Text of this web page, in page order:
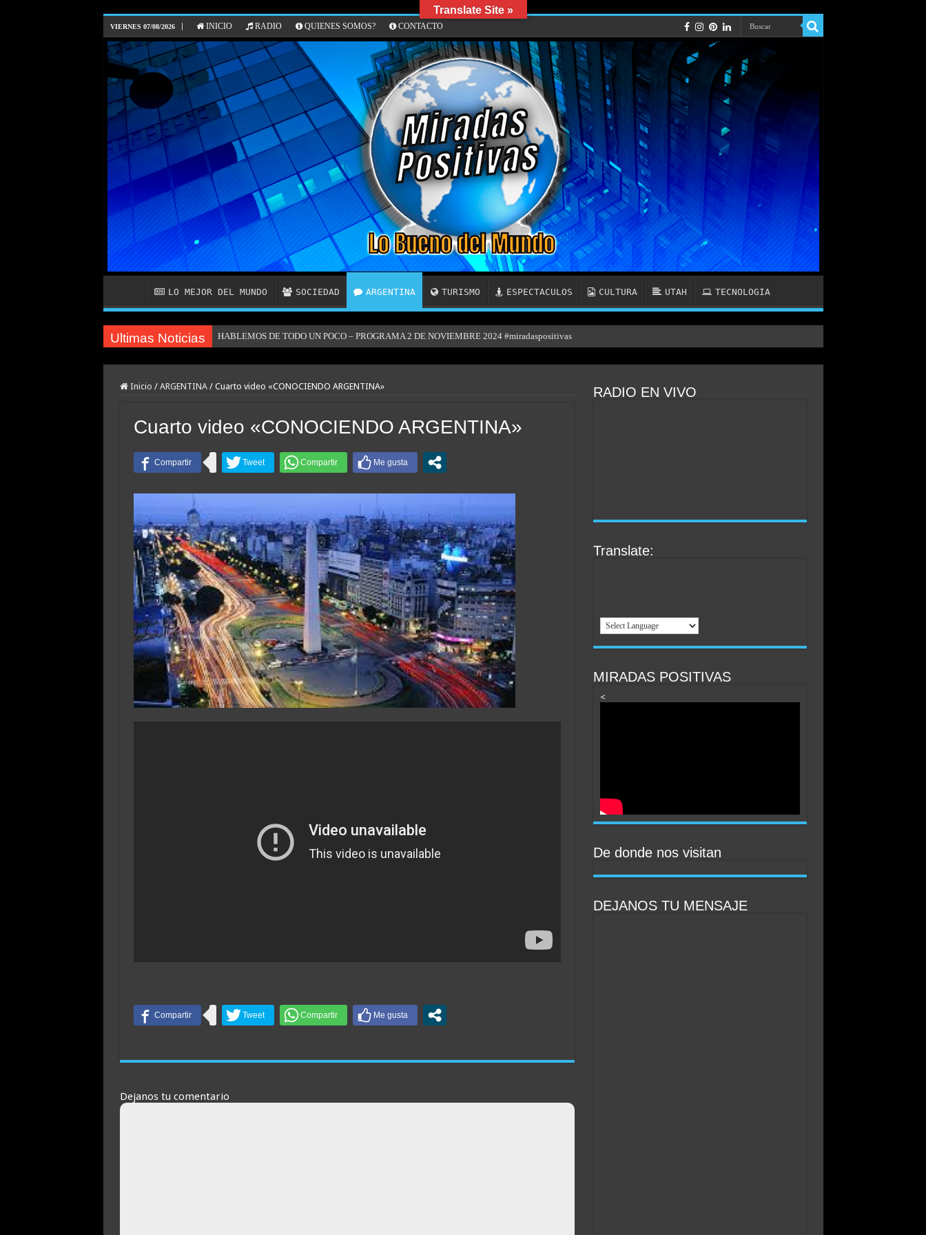
VIERNES 07/08/2026 INICIO RADIO QUIENES SOMOS? CONTACTO
LO MEJOR DEL MUNDO SOCIEDAD ARGENTINA TURISMO ESPECTACULOS CULTURA UTAH TECNOLOGIA
Ultimas Noticias HABLEMOS DE TODO UN POCO – PROGRAMA 2 DE NOVIEMBRE 2024 #miradaspositivas
Inicio / ARGENTINA / Cuarto video «CONOCIENDO ARGENTINA»
Cuarto video «CONOCIENDO ARGENTINA»
Dejanos tu comentario
RADIO EN VIVO
Translate:
MIRADAS POSITIVAS
<
De donde nos visitan
DEJANOS TU MENSAJE
Translate Site »